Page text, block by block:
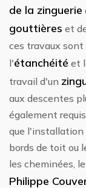
de la zinguerie
gouttières et
ces travaux
l'étanchéité et
travail d'un
aux descentes
également
que l'installation
bords de toit ou
les cheminées,
Philippe